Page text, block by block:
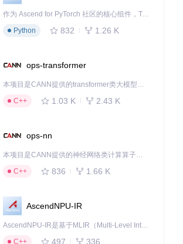
作为 Ascend for PyTorch 社区的核心组件，TorchNPU 是昇腾专为 PyTorch 打造的深度学习适配插件，使 PyTorch 框架能够直接调用昇腾 NPU，为开发者提供昇腾 AI 处理器的超强算力。
Python
832 1.26 K
ops-transformer
本项目是CANN提供的transformer类大模型算子库，实现网络在NPU上加速计算。
C++
1.03 K 2.43 K
ops-nn
本项目是CANN提供的神经网络类计算算子库，实现网络在NPU上加速计算。
C++
836 1.66 K
AscendNPU-IR
AscendNPU-IR是基于MLIR（Multi-Level Intermediate Representation）构建的，面向昇腾亲和算子编译时使用的中间表示，提供昇腾完备表达能力，通过编译优化提升昇腾AI处理器计算效率，支持通过生态框架使能昇腾AI处理器与深度调优
C++
497 336